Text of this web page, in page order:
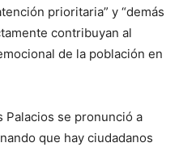
prioritaria” y “demás
contribuyan al
de la población en
Palacios se pronunció a
que hay ciudadanos